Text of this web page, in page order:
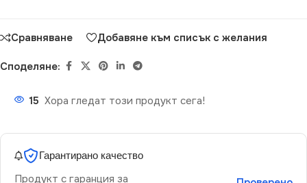
Сравняване Добавяне към списък с желания
Споделяне:
15 Хора гледат този продукт сега!
Гарантирано качество
Продукт с гаранция за